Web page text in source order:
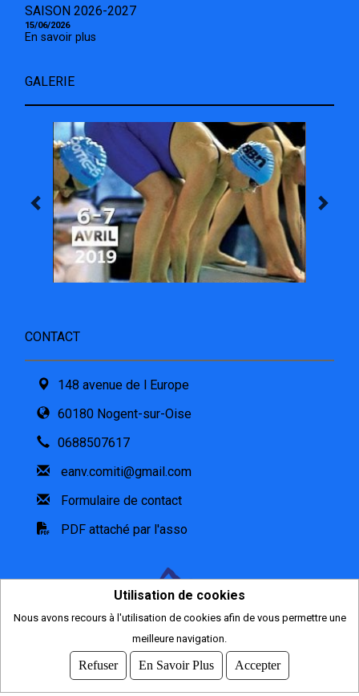
SAISON 2026-2027
15/06/2026
En savoir plus
GALERIE
CONTACT
148 avenue de l Europe
60180 Nogent-sur-Oise
0688507617
eanv.comiti@gmail.com
Formulaire de contact
PDF attaché par l'asso
2026
© COMITI -CGVU
OPTIMISÉ POUR CHROME ET FIREFOX
Utilisation de cookies
Nous avons recours à l'utilisation de cookies afin de vous permettre une
meilleure navigation.
Refuser En Savoir Plus Accepter